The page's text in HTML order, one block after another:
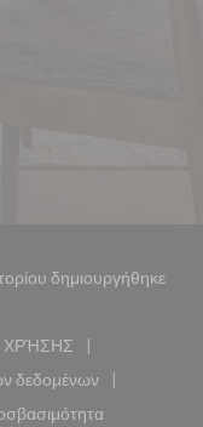
δημιουργήθηκε
σε νέο παράθυρο))
ΧΡΉΣΗΣ
((ανοίγει σε νέο
δεδομένων
σε νέο παράθυρο))